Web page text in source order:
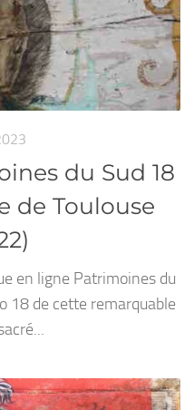
du Sud 18
de Toulouse
en ligne Patrimoines du
18 de cette remarquable